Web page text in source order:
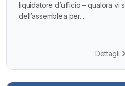
liquidatore d’ufficio – qualora vi
dell’assemblea per...
Dettagli